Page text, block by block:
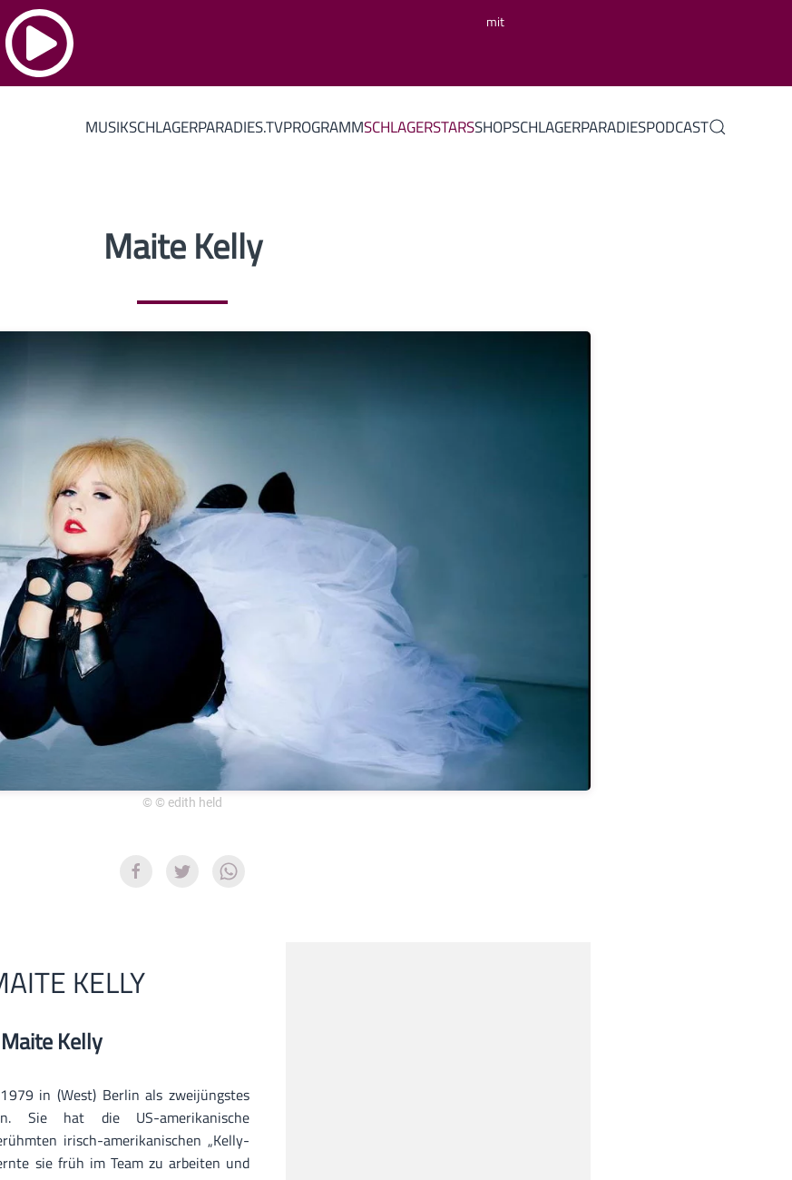
mit
MUSIKSCHLAGERPARADIES.TVPROGRAMMSCHLAGERSTARSSHOPSCHLAGERPARADIESPODCAST
Maite Kelly
© © edith held
KELLY
Kelly
in (West) Berlin als zweijüngstes
Sie hat die US-amerikanische
irisch-amerikanischen „Kelly-
sie früh im Team zu arbeiten und